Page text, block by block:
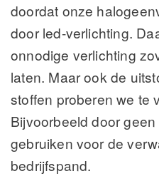
doordat onze
door led-verlichting.
onnodige verlichting
laten. Maar ook de
stoffen proberen we te
Bijvoorbeeld door
gebruiken voor de
bedrijfspand.